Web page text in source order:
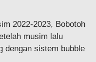
2022-2023, Bobotoh
musim lalu
dengan sistem bubble